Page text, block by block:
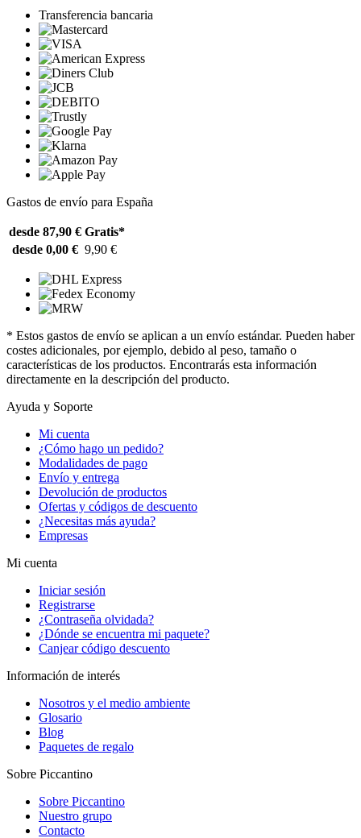
Transferencia bancaria
Gastos de envío para España
desde 87,90 € Gratis*
desde 0,00 € 9,90 €
* Estos gastos de envío se aplican a un envío estándar. Pueden haber
costes adicionales, por ejemplo, debido al peso, tamaño o
características de los productos. Encontrarás esta información
directamente en la descripción del producto.
Ayuda y Soporte
Mi cuenta
¿Cómo hago un pedido?
Modalidades de pago
Envío y entrega
Devolución de productos
Ofertas y códigos de descuento
¿Necesitas más ayuda?
Empresas
Mi cuenta
Iniciar sesión
Registrarse
¿Contraseña olvidada?
¿Dónde se encuentra mi paquete?
Canjear código descuento
Información de interés
Nosotros y el medio ambiente
Glosario
Blog
Paquetes de regalo
Sobre Piccantino
Sobre Piccantino
Nuestro grupo
Contacto